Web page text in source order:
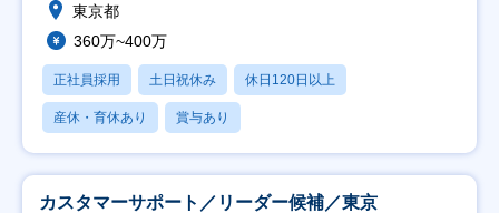
東京都
360万~400万
正社員採用 土日祝休み 休日120日以上
産休・育休あり 賞与あり
カスタマーサポート／リーダー候補／東京